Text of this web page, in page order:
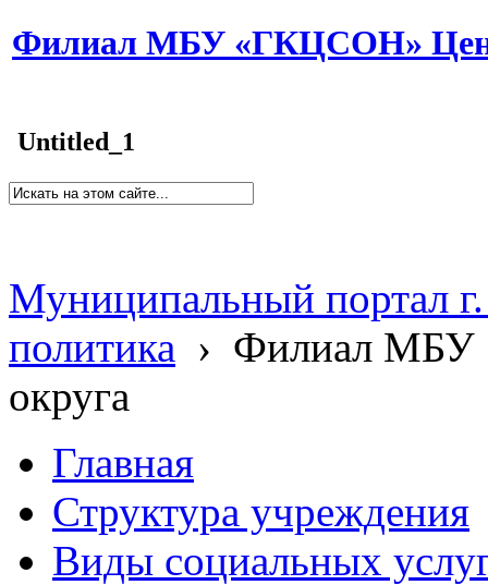
Филиал МБУ «ГКЦСОН»
Untitled_1
Муниципальный портал
политика › Филиал МБУ
округа
Главная
Структура учреждения
Виды социальных